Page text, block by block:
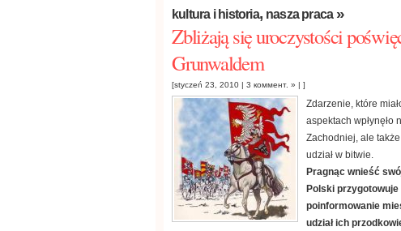
kultura i historia, nasza praca»
Zbliżają się uroczystości
Grunwaldem
[styczeń 23, 2010 | 3 коммент. » | ]
Zdarzenie, które
aspektach
Zachodniej, ale
udział w bitwie.
Pragnąc wnieść
Polski
poinformowanie
udział ich